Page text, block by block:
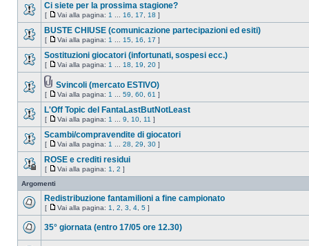
Ci siete per la prossima stagione?
[ Vai alla pagina: 1 16 17 18 ]
BUSTE CHIUSE (comunicazione partecipazioni ed esiti)
[ Vai alla pagina: 1 15 16 17 ]
Sostituzioni giocatori (infortunati, sospesi ecc.)
[ Vai alla pagina: 1 18 19 20 ]
Svincoli (mercato ESTIVO)
[ Vai alla pagina: 1 59 60 61 ]
L'Off Topic del FantaLastButNotLeast
[ Vai alla pagina: 1 9 10 11 ]
Scambi/compravendite di giocatori
[ Vai alla pagina: 1 28 29 30 ]
ROSE e crediti residui
[ Vai alla pagina: 1 2 ]
Argomenti
Redistribuzione fantamilioni a fine campionato
[ Vai alla pagina: 1 2 3 4 5 ]
35° giornata (entro 17/05 ore 12.30)